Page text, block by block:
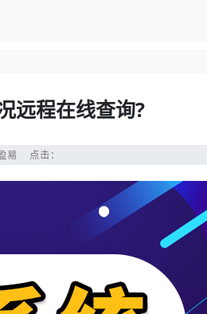
远程在线查询?
易 点击：